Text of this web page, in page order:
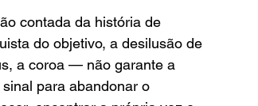
contada da história de
do objetivo, a desilusão de
a coroa — não garante a
para abandonar o